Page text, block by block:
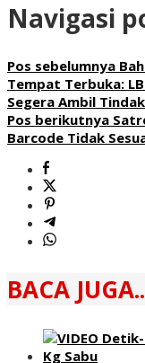
Navigasi
Pos sebelumnya
Tempat Terbuka:
Segera Ambil
Pos berikutnya
Barcode Tidak
BACA